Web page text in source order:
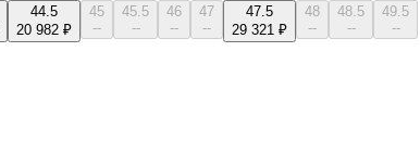
44.5
20 982 ₽
45
--
45.5
--
46
--
47
--
47.5
29 321 ₽
48
--
48.5
--
49.5
--